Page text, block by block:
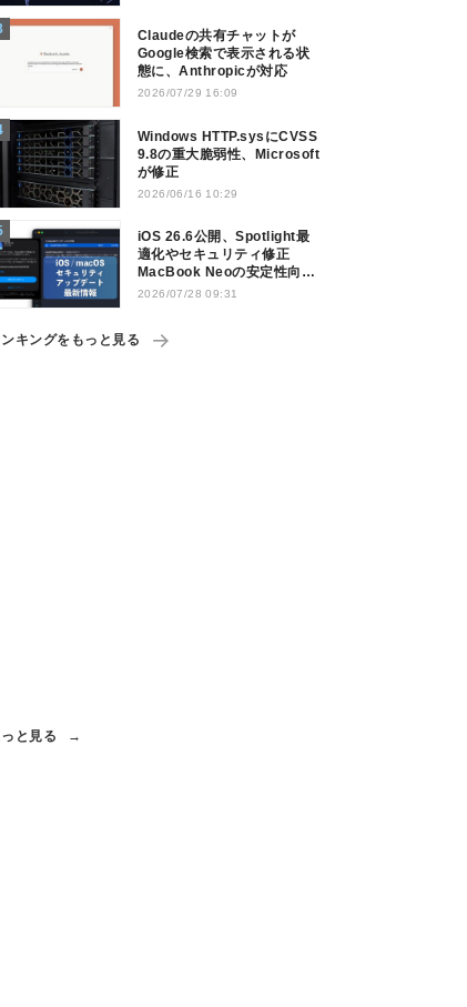
Claudeの共有チャットが
Google検索で表示される状
態に、Anthropicが対応
2026/07/29 16:09
Windows HTTP.sysにCVSS
9.8の重大脆弱性、Microsoft
が修正
2026/06/16 10:29
iOS 26.6公開、Spotlight最
適化やセキュリティ修正
MacBook Neoの安定性向上
も
2026/07/28 09:31
ンキングをもっと見る
っと見る